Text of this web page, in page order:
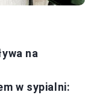
na
w sypialni: